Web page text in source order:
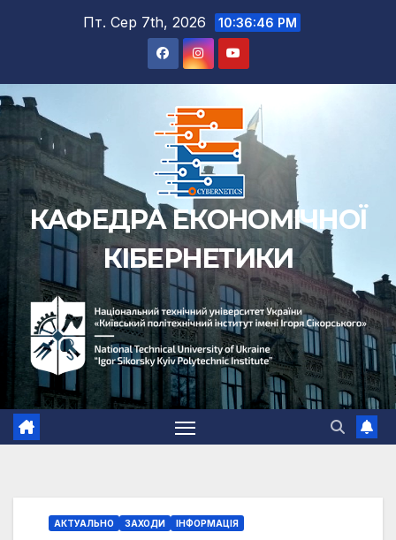
Пт. Сер 7th, 2026 10:36:46 PM
КАФЕДРА ЕКОНОМІЧНОЇ
КІБЕРНЕТИКИ
АКТУАЛЬНО ЗАХОДИ ІНФОРМАЦІЯ